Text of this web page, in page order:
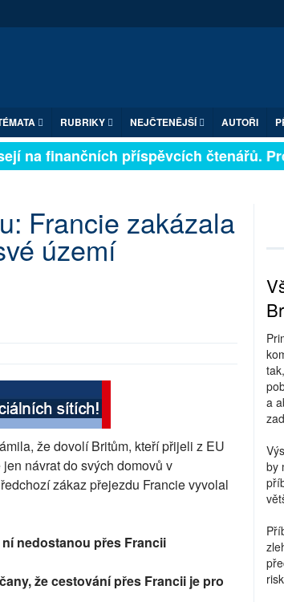
RUBRIKY NEJČTENĚJŠÍ AUTOŘI
na finančních příspěvcích čtenářů.
Francie zakázala
území
že dovolí Britům, kteří přijeli z EU
návrat do svých domovů v
zákaz přejezdu Francie vyvolal
nedostanou přes Francii
že cestování přes Francii je pro
a
by